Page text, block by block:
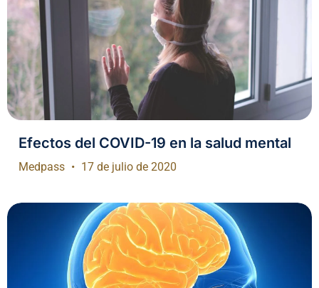
Efectos del COVID-19 en la salud mental
Medpass 17 de julio de 2020